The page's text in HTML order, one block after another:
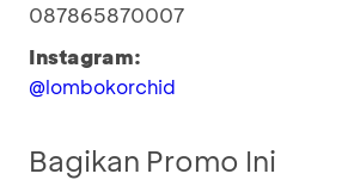
087865870007
Instagram:
@lombokorchid
Bagikan Promo Ini